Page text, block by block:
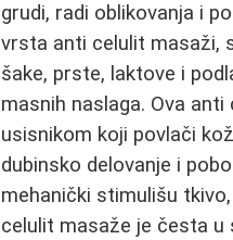
grudi, radi oblikovanja i
vrsta anti celulit masaži,
šake, prste, laktove i
masnih naslaga. Ova
usisnikom koji povlači
dubinsko delovanje i
mehanički stimulišu
celulit masaže je česta u